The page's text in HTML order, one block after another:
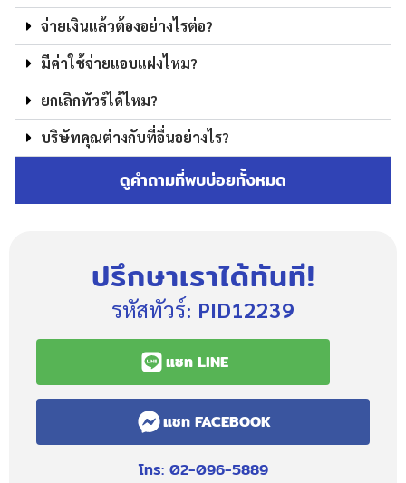
จ่ายเงินแล้วต้องอย่างไรต่อ?
มีค่าใช้จ่ายแอบแฝงไหม?
ยกเลิกทัวร์ได้ไหม?
บริษัทคุณต่างกับที่อื่นอย่างไร?
ดูคำถามที่พบบ่อยทั้งหมด
ปรึกษาเราได้ทันที!
รหัสทัวร์: PID12239
แชท LINE
แชท FACEBOOK
โทร: 02-096-5889